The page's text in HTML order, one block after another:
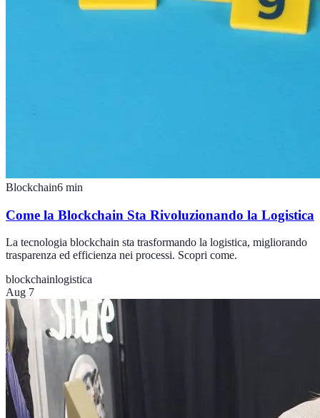
Blockchain6 min
Come la Blockchain Sta Rivoluzionando la Logistica
La tecnologia blockchain sta trasformando la logistica, migliorando
trasparenza ed efficienza nei processi. Scopri come.
blockchainlogistica
Aug 7